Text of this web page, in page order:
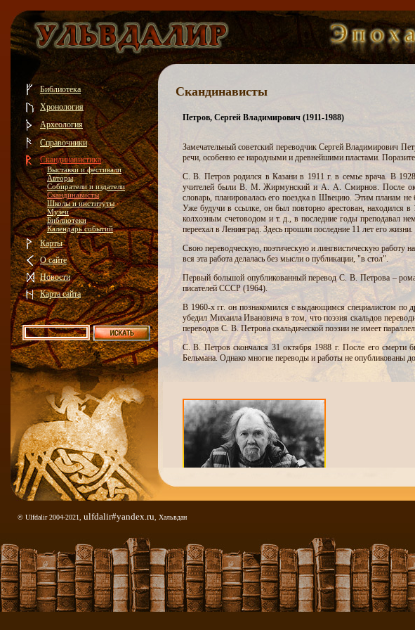
Библиотека
Хронология
Археология
Справочники
Скандинавистика
Выставки и фестивали
Авторы
Собиратели и издатели
Скандинависты
Школы и институты
Музеи
Библиотеки
Календарь событий
Карты
О сайте
Новости
Карта сайта
© Ulfdalir 2004-2021, ulfdalir#yandex.ru , Хальвдан
Скандинависты
Петров, Сергей Владимирович (1911-1988)
Замечательный советский переводчик Сергей Владимирович
речи, особенно ее народными и древнейшими пластами.
С. В. Петров родился в Казани в 1911 г. в семье врача. В 1928
учителей были В. М. Жирмунский и А. А. Смирнов. После
словарь, планировалась его поездка в Швецию. Этим планам
Уже будучи в ссылке, он был повторно арестован, находился
колхозным счетоводом и т. д., в последние годы преподавал
переехал в Ленинград. Здесь прошли последние 11 лет его жизни.
Свою переводческую, поэтическую и лингвистическую работу
вся эта работа делалась без мысли о публикации, "в стол".
Первый большой опубликованный перевод С. В. Петрова –
писателей СССР (1964).
В 1960-х гг. он познакомился с выдающимся специалистом по
убедил Михаила Ивановича в том, что поэзия скальдов
переводов С. В. Петрова скальдической поэзии не имеет
С. В. Петров скончался 31 октября 1988 г. После его смерти
Бельмана. Однако многие переводы и работы не опубликованы